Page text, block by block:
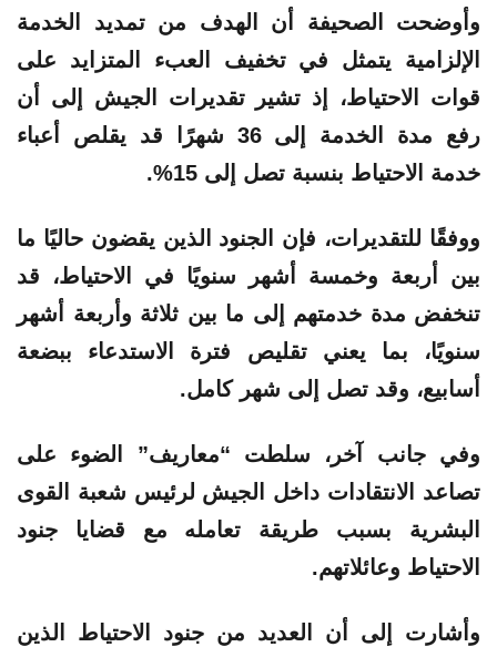
وأوضحت الصحيفة أن الهدف من تمديد الخدمة
الإلزامية يتمثل في تخفيف العبء المتزايد على
قوات الاحتياط، إذ تشير تقديرات الجيش إلى أن
رفع مدة الخدمة إلى 36 شهرًا قد يقلص أعباء
خدمة الاحتياط بنسبة تصل إلى 15%
.
ووفقًا للتقديرات، فإن الجنود الذين يقضون حاليًا ما
بين أربعة وخمسة أشهر سنويًا في الاحتياط، قد
تنخفض مدة خدمتهم إلى ما بين ثلاثة وأربعة أشهر
سنويًا، بما يعني تقليص فترة الاستدعاء ببضعة
أسابيع، وقد تصل إلى شهر كامل.
وفي جانب آخر، سلطت “معاريف” الضوء على
تصاعد الانتقادات داخل الجيش لرئيس شعبة القوى
البشرية بسبب طريقة تعامله مع قضايا جنود
الاحتياط وعائلاتهم.
وأشارت إلى أن العديد من جنود الاحتياط الذين